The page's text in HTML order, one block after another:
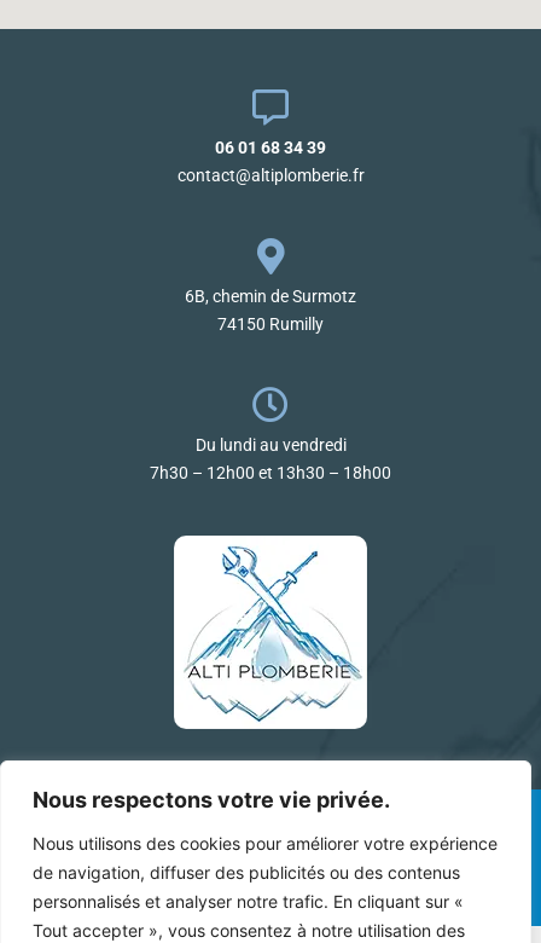
Nous respectons votre vie privée.
Nous utilisons des cookies pour améliorer votre expérience
de navigation, diffuser des publicités ou des contenus
personnalisés et analyser notre trafic. En cliquant sur «
Tout accepter », vous consentez à notre utilisation des
06 01 68 34 39
contact@altiplomberie.fr
6B, chemin de Surmotz
74150 Rumilly
Du lundi au vendredi
7h30 – 12h00 et 13h30 – 18h00
ALTI Plomberie sur les réseaux !
F
a
c
I
n
s